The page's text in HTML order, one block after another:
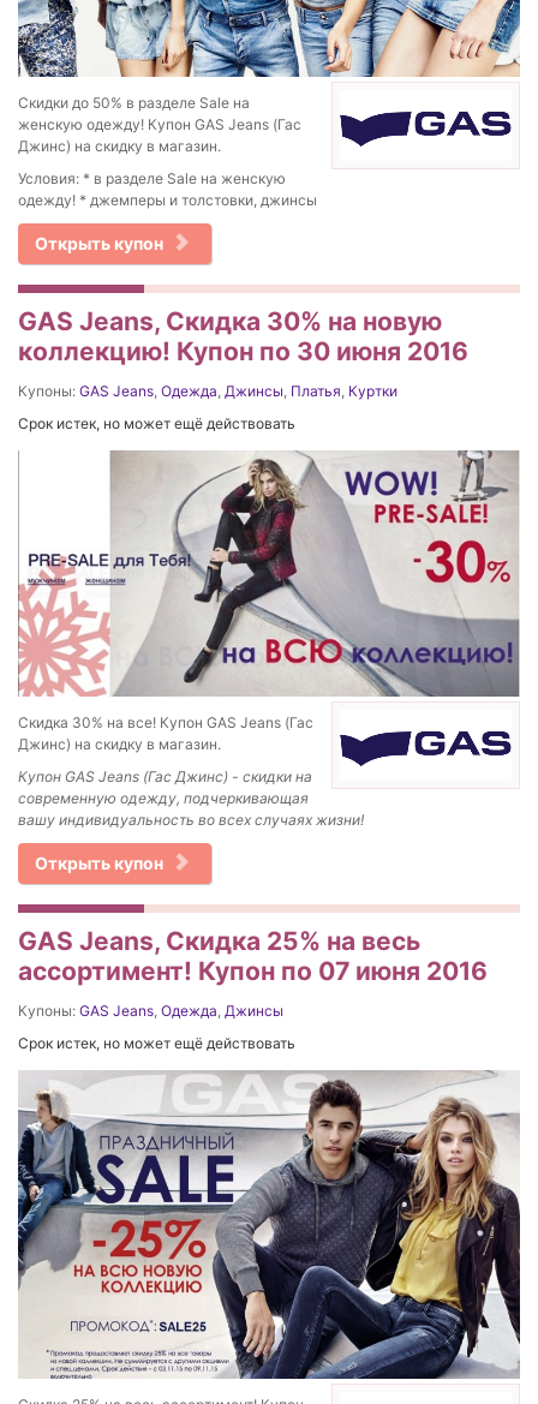
Скидки до 50% в разделе Sale на
женскую одежду! Купон GAS Jeans (Гас
Джинс) на скидку в магазин.
Условия: * в разделе Sale на женскую
одежду! * джемперы и толстовки, джинсы
Открыть купон
GAS Jeans, Скидка 30% на новую
коллекцию! Купон по 30 июня 2016
Купоны: GAS Jeans Одежда Джинсы Платья Куртки
Срок истек, но может ещё действовать
Скидка 30% на все! Купон GAS Jeans (Гас
Джинс) на скидку в магазин.
Купон GAS Jeans (Гас Джинс) - скидки на
современную одежду, подчеркивающая
вашу индивидуальность во всех случаях жизни!
Открыть купон
GAS Jeans, Скидка 25% на весь
ассортимент! Купон по 07 июня 2016
Купоны: GAS Jeans Одежда Джинсы
Срок истек, но может ещё действовать